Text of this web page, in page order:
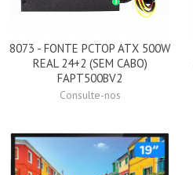
8073 - FONTE PCTOP ATX 500W
REAL 24+2 (SEM CABO)
FAPT500BV2
Consulte-nos